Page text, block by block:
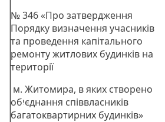
№ 346 «Про затвердження
Порядку визначення учасників
та проведення капітального
ремонту житлових будинків на
території
м. Житомира, в яких створено
обיִєднання співвласників
багатоквартирних будинків»